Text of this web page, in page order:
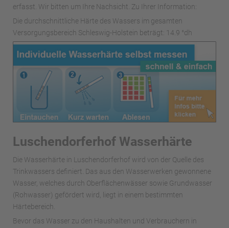
erfasst. Wir bitten um Ihre Nachsicht. Zu Ihrer Information:
Die durchschnittliche Härte des Wassers im gesamten
Versorgungsbereich Schleswig-Holstein beträgt: 14.9 °dh
Luschendorferhof Wasserhärte
Die Wasserhärte in Luschendorferhof wird von der Quelle des
Trinkwassers definiert. Das aus den Wasserwerken gewonnene
Wasser, welches durch Oberflächenwässer sowie Grundwasser
(Rohwasser) gefördert wird, liegt in einem bestimmten
Härtebereich.
Bevor das Wasser zu den Haushalten und Verbrauchern in